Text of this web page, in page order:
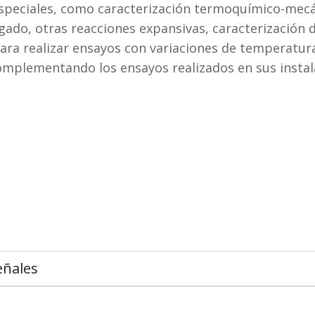
como caracterización termoquímico-
otras reacciones expansivas,
realizar ensayos con variaciones de
los ensayos realizados en sus